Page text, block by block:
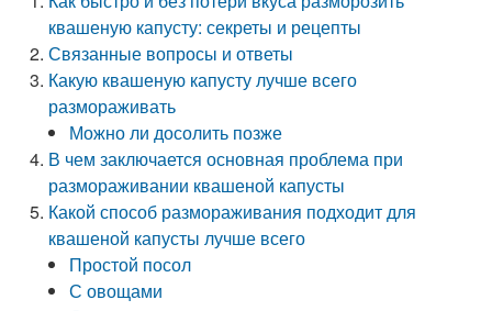
квашеную капусту: секреты и рецепты
Связанные вопросы и ответы
Какую квашеную капусту лучше всего
размораживать
Можно ли досолить позже
В чем заключается основная проблема при
размораживании квашеной капусты
Какой способ размораживания подходит для
квашеной капусты лучше всего
Простой посол
С овощами